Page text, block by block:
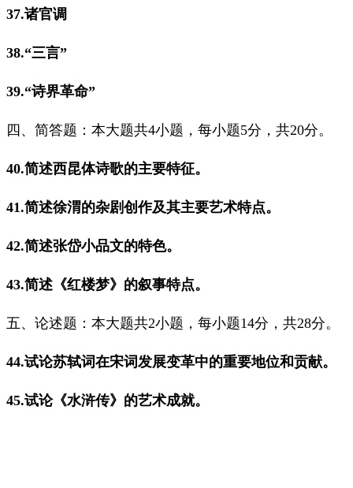
37.诸官调
38.“三言”
39.“诗界革命”
四、简答题：本大题共4小题，每小题5分，共20分。
40.简述西昆体诗歌的主要特征。
41.简述徐渭的杂剧创作及其主要艺术特点。
42.简述张岱小品文的特色。
43.简述《红楼梦》的叙事特点。
五、论述题：本大题共2小题，每小题14分，共28分。
44.试论苏轼词在宋词发展变革中的重要地位和贡献。
45.试论《水浒传》的艺术成就。